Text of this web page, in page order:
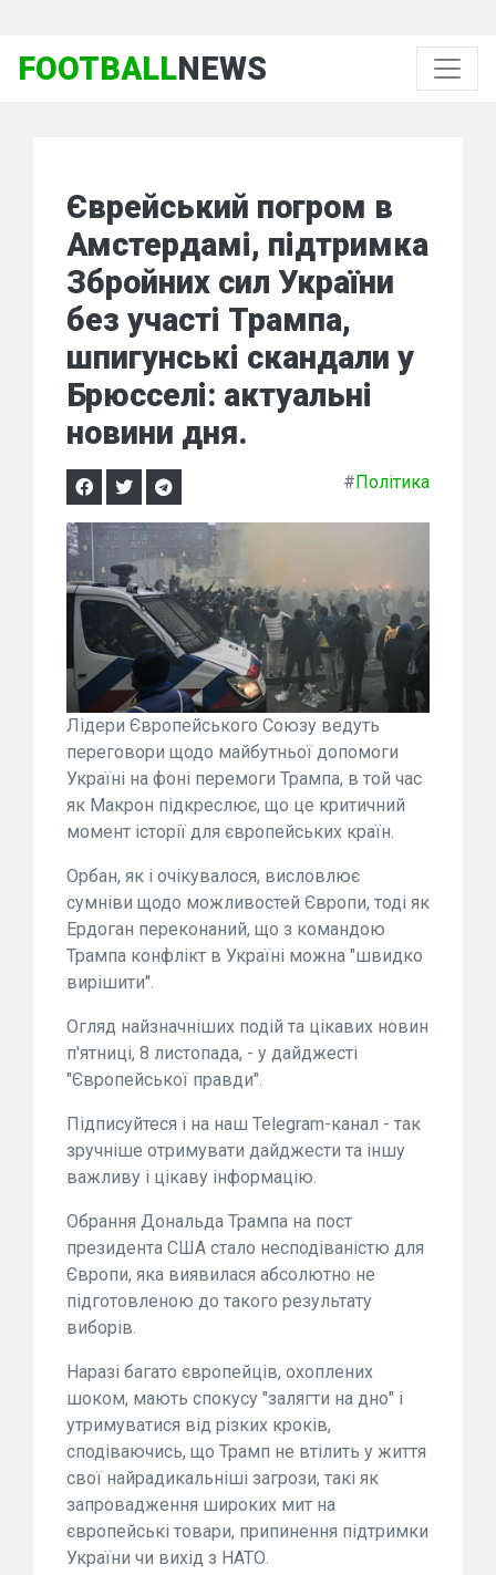
FOOTBALLNEWS
Єврейський погром в
Амстердамі, підтримка
Збройних сил України
без участі Трампа,
шпигунські скандали у
Брюсселі: актуальні
новини дня.
#Політика
Лідери Європейського Союзу ведуть
переговори щодо майбутньої допомоги
Україні на фоні перемоги Трампа, в той час
як Макрон підкреслює, що це критичний
момент історії для європейських країн.
Орбан, як і очікувалося, висловлює
сумніви щодо можливостей Європи, тоді як
Ердоган переконаний, що з командою
Трампа конфлікт в Україні можна "швидко
вирішити".
Огляд найзначніших подій та цікавих новин
п'ятниці, 8 листопада, - у дайджесті
"Європейської правди".
Підписуйтеся і на наш Telegram-канал - так
зручніше отримувати дайджести та іншу
важливу і цікаву інформацію.
Обрання Дональда Трампа на пост
президента США стало несподіваністю для
Європи, яка виявилася абсолютно не
підготовленою до такого результату
виборів.
Наразі багато європейців, охоплених
шоком, мають спокусу "залягти на дно" і
утримуватися від різких кроків,
сподіваючись, що Трамп не втілить у життя
свої найрадикальніші загрози, такі як
запровадження широких мит на
європейські товари, припинення підтримки
України чи вихід з НАТО.